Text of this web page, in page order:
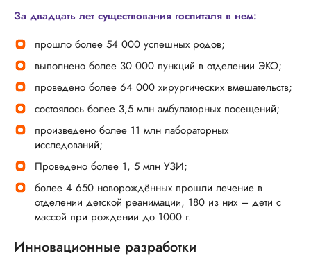
За двадцать лет существования госпиталя в нем:
прошло более 54 000 успешных родов;
выполнено более 30 000 пункций в отделении ЭКО;
проведено более 64 000 хирургических вмешательств;
состоялось более 3,5 млн амбулаторных посещений;
произведено более 11 млн лабораторных
исследований;
Проведено более 1, 5 млн УЗИ;
более 4 650 новорождённых прошли лечение в
отделении детской реанимации, 180 из них – дети с
массой при рождении до 1000 г.
Инновационные разработки